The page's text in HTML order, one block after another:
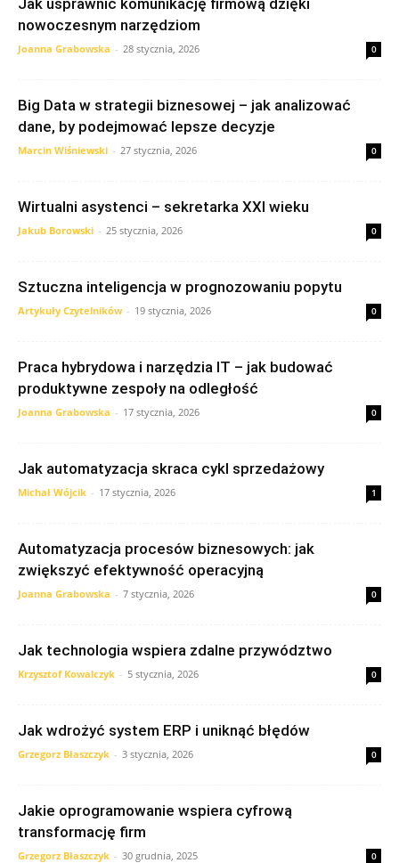
Jak usprawnić komunikację firmową dzięki
nowoczesnym narzędziom
Joanna Grabowska - 28 stycznia, 2026 0
Big Data w strategii biznesowej – jak analizować
dane, by podejmować lepsze decyzje
Marcin Wiśniewski - 27 stycznia, 2026 0
Wirtualni asystenci – sekretarka XXI wieku
Jakub Borowski - 25 stycznia, 2026 0
Sztuczna inteligencja w prognozowaniu popytu
Artykuły Czytelników - 19 stycznia, 2026 0
Praca hybrydowa i narzędzia IT – jak budować
produktywne zespoły na odległość
Joanna Grabowska - 17 stycznia, 2026 0
Jak automatyzacja skraca cykl sprzedażowy
Michał Wójcik - 17 stycznia, 2026 1
Automatyzacja procesów biznesowych: jak
zwiększyć efektywność operacyjną
Joanna Grabowska - 7 stycznia, 2026 0
Jak technologia wspiera zdalne przywództwo
Krzysztof Kowalczyk - 5 stycznia, 2026 0
Jak wdrożyć system ERP i uniknąć błędów
Grzegorz Błaszczyk - 3 stycznia, 2026 0
Jakie oprogramowanie wspiera cyfrową
transformację firm
Grzegorz Błaszczyk - 30 grudnia, 2025 0